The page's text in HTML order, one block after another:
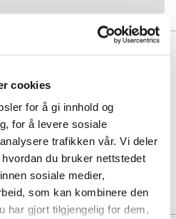
cookies
for å gi innhold og
for å levere sosiale
trafikken vår. Vi deler
du bruker nettstedet
sosiale medier,
som kan kombinere den
har gjort tilgjengelig for dem,
inspirert modell fra Asics.
slutten av 2000-tallet. Gel-
sikrer en dempende, lett og